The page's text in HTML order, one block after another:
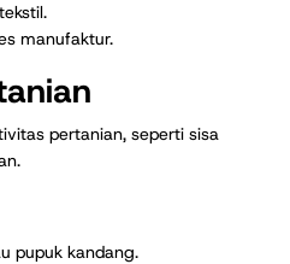
manufaktur.
pertanian, seperti sisa
pupuk kandang.